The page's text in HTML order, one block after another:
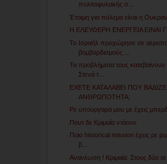
πολιτοφυλακής σ...
Έτοιμη για πόλεμο είναι η
Η ΕΛΕΥΘΕΡΗ ΕΝΕΡΓΕΙΑ ΕΙΝΑΙ
Το Ισραήλ προχώρησε σε
βομβαρδισμούς ...
Τα προβλήματα τους
Στενά τ...
ΕΧΕΤΕ ΚΑΤΑΛΑΒΕΙ ΠΟΥ
ΑΝΘΡΩΠΟΤΗΤΑ;
Ρε υπουργαρα μου με έχεις
Πουτ δε Κριμαία ντάουν
Ποιο historical mission έχεις ρε
β...
Ανανέωση ! Κριμαία: Στους δύο οι